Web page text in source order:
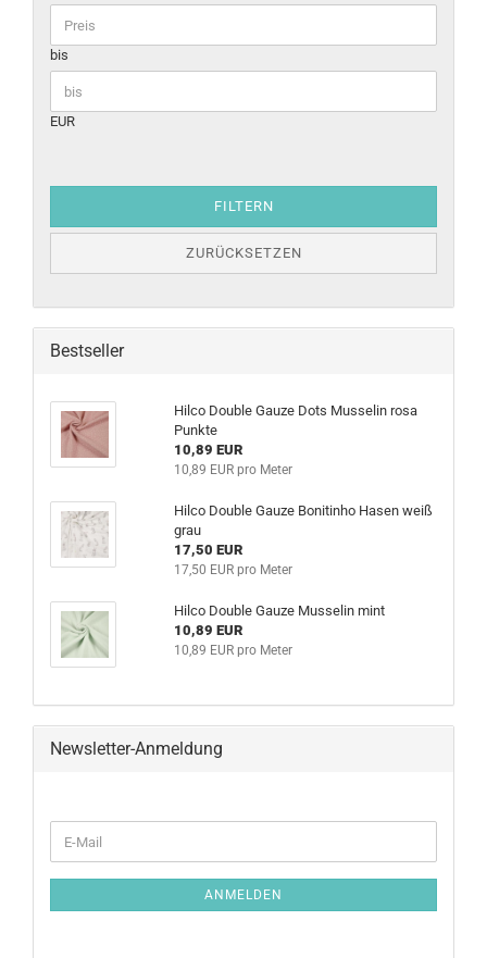
bis
EUR
FILTERN
ZURÜCKSETZEN
Bestseller
Hilco Double Gauze Dots Musselin rosa
Punkte
10,89 EUR
10,89 EUR pro Meter
Hilco Double Gauze Bonitinho Hasen weiß
grau
17,50 EUR
17,50 EUR pro Meter
Hilco Double Gauze Musselin mint
10,89 EUR
10,89 EUR pro Meter
Newsletter-Anmeldung
ANMELDEN